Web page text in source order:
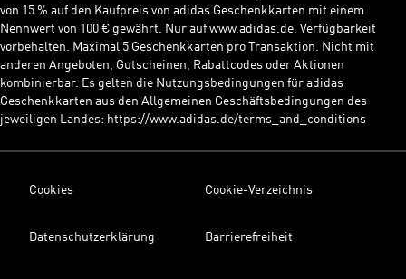
von 15 % auf den Kaufpreis von adidas Geschenkkarten mit einem
Nennwert von 100 € gewährt. Nur auf www.adidas.de. Verfügbarkeit
vorbehalten. Maximal 5 Geschenkkarten pro Transaktion. Nicht mit
anderen Angeboten, Gutscheinen, Rabattcodes oder Aktionen
kombinierbar. Es gelten die Nutzungsbedingungen für adidas
Geschenkkarten aus den Allgemeinen Geschäftsbedingungen des
jeweiligen Landes: https://www.adidas.de/terms_and_conditions
Cookies Cookie-Verzeichnis
Datenschutzerklärung Barrierefreiheit